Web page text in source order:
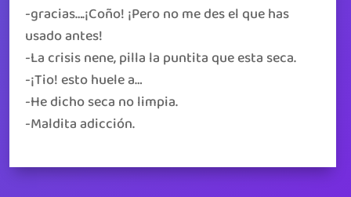
-gracias….¡Coño! ¡Pero no me des el que has
usado antes!
-La crisis nene, pilla la puntita que esta seca.
-¡Tio! esto huele a…
-He dicho seca no limpia.
-Maldita adicción.